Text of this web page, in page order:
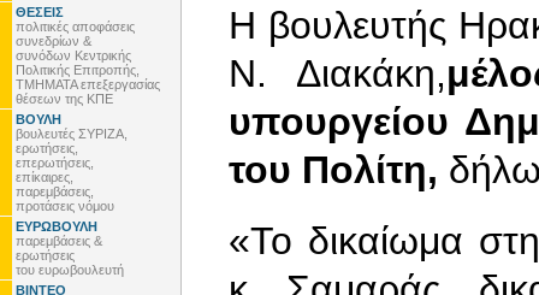
ΘΕΣΕΙΣ
πολιτικές αποφάσεις
συνεδρίων &
συνόδων Κεντρικής
Πολιτικής Επιτροπής,
ΤΜΗΜΑΤΑ επεξεργασίας
θέσεων της ΚΠΕ
ΒΟΥΛΗ
βουλευτές ΣΥΡΙΖΑ,
ερωτήσεις,
επερωτήσεις,
επίκαιρες,
παρεμβάσεις,
προτάσεις νόμου
ΕΥΡΩΒΟΥΛΗ
παρεμβάσεις &
ερωτήσεις
του ευρωβουλευτή
ΒΙΝΤΕΟ
Η βουλευτής
Ν. Διακάκη,
υπουργείου
του Πολίτη,
«Το δικαίωμα